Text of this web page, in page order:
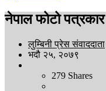
नेपाल फोटो
लुम्बिनी प्रेस संवाददाता
भदौ २५, २०७९
279 Shares